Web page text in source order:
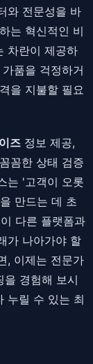
와 전문성을 바
는 혁신적인 비
차란이 제공하
품을 걱정하거
을 지불할 필요
즈 정보 제공,
꼼한 상태 검증
는 '고객이 오롯
만드는 데 초
이 다른 플랫폼과
가 나아가야 할
, 이제는 전문가
을 경험해 보시
누릴 수 있는 최